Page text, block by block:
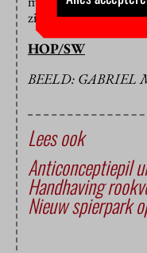
zijn dus niets nieuws,
HOP/SW
BEELD: GABRIEL
Lees ook
Anticonceptiepil
Handhaving
Nieuw spierpark